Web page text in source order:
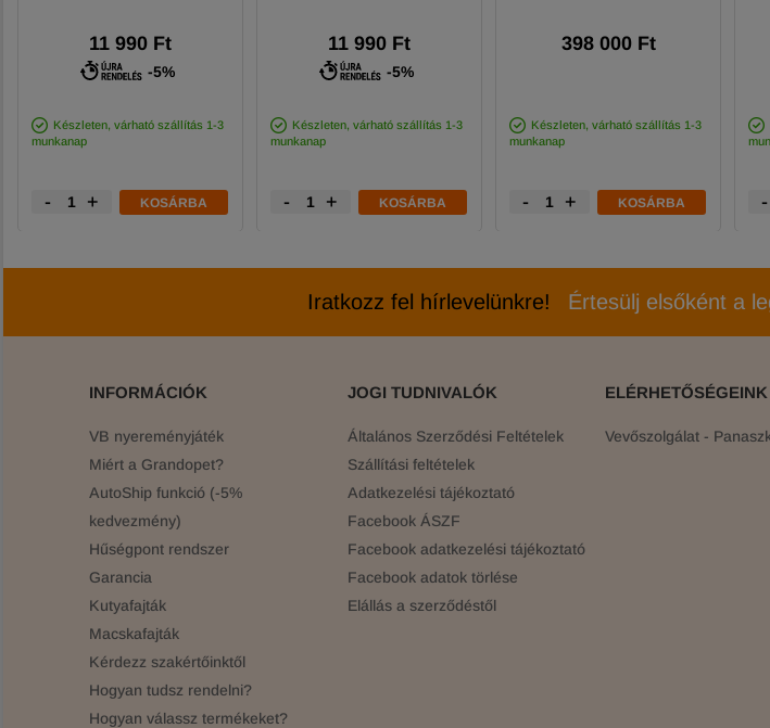
11 990 Ft
-5%
Készleten, várható szállítás 1-3
munkanap
- + KOSÁRBA
11 990 Ft
-5%
Készleten, várható szállítás 1-3
munkanap
- + KOSÁRBA
398 000 Ft
Készleten, várható szállítás 1-3
munkanap
- + KOSÁRBA -
Iratkozz fel hírlevelünkre! Értesülj elsőként a
INFORMÁCIÓK
VB nyereményjáték
Miért a Grandopet?
AutoShip funkció (-5%
kedvezmény)
Hűségpont rendszer
Garancia
Kutyafajták
Macskafajták
Kérdezz szakértőinktől
Hogyan tudsz rendelni?
Hogyan válassz termékeket?
JOGI TUDNIVALÓK
Általános Szerződési Feltételek
Szállítási feltételek
Adatkezelési tájékoztató
Facebook ÁSZF
Facebook adatkezelési tájékoztató
Facebook adatok törlése
Elállás a szerződéstől
ELÉRHETŐSÉGEINK
Vevőszolgálat -